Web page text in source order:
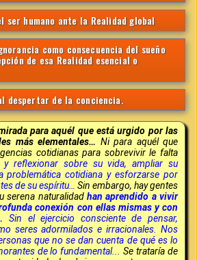
ser humano ante la Realidad global
como consecuencia del sueño
de esa Realidad esencial o
despertar de la conciencia.
para aquél que está urgido por las
más elementales… Ni para aquél que
cotidianas para sobrevivir le falta
y reflexionar sobre su vida, ampliar su
problemática cotidiana y esforzarse por
de su espíritu…
Sin embargo, hay gentes
serena naturalidad han aprendido a vivir
conexión con ellas mismas y con
Sin el ejercicio consciente de pensar,
seres adormilados e irracionales. Nos
que no se dan cuenta de qué es lo
de lo fundamental...
Se trataría de